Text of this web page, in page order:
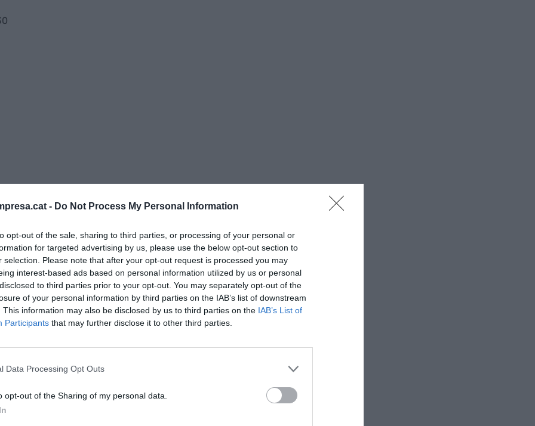
- Do Not Process My Personal Information
opt-out of the sale, sharing to third parties, or processing of your personal or
for targeted advertising by us, please use the below opt-out section to
selection. Please note that after your opt-out request is processed you may
interest-based ads based on personal information utilized by us or personal
to third parties prior to your opt-out. You may separately opt-out of the
of your personal information by third parties on the IAB’s list of downstream
This information may also be disclosed by us to third parties on the IAB’s List of
Participants that may further disclose it to other third parties.
Data Processing Opt Outs
opt-out of the Sharing of my personal data.
y de lo que sucede en la actualidad, tiene
y complejidad. Podemos saber con
el 2024, pero lo que sucederá en el 2025, la
Algunos se pueden resolver, a
pero otros sucesos son más difíciles de
inesperada, como la pandemia de la covid-19